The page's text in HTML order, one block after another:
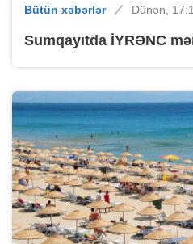
Bütün xəbərlər Dünən,
Sumqayıtda İYRƏNC